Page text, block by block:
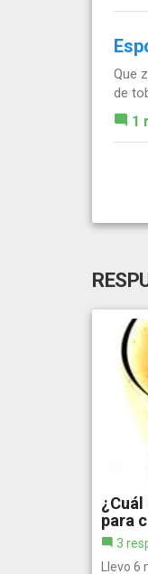
Que
de
1
para
3
Llevo